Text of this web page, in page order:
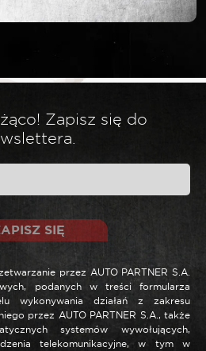
*
Zapisz się do
SIĘ
przez AUTO PARTNER S.A.
podanych w treści formularza
wykonywania działań z zakresu
przez AUTO PARTNER S.A., także
systemów wywołujących,
telekomunikacyjne, w tym w